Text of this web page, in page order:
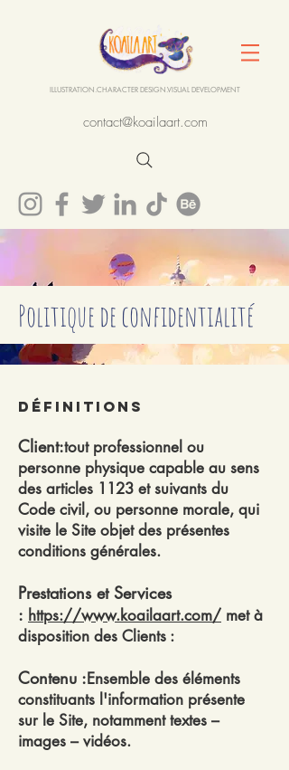
ILLUSTRATION.CHARACTER DESIGN.VISUAL DEVELOPMENT
contact@koailaart.com
Politique de confidentialité
Définitions
Client:tout professionnel ou
personne physique capable au sens
des articles 1123 et suivants du
Code civil, ou personne morale, qui
visite le Site objet des présentes
conditions générales.
Prestations et Services
: https://www.koailaart.com/ met à
disposition des Clients :
Contenu :Ensemble des éléments
constituants l'information présente
sur le Site, notamment textes –
images – vidéos.